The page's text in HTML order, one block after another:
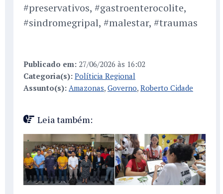
#preservativos, #gastroenterocolite,
#sindromegripal, #malestar, #traumas
Publicado em: 27/06/2026 às 16:02
Categoria(s): Políticia Regional
Assunto(s): Amazonas, Governo, Roberto Cidade
Leia também: